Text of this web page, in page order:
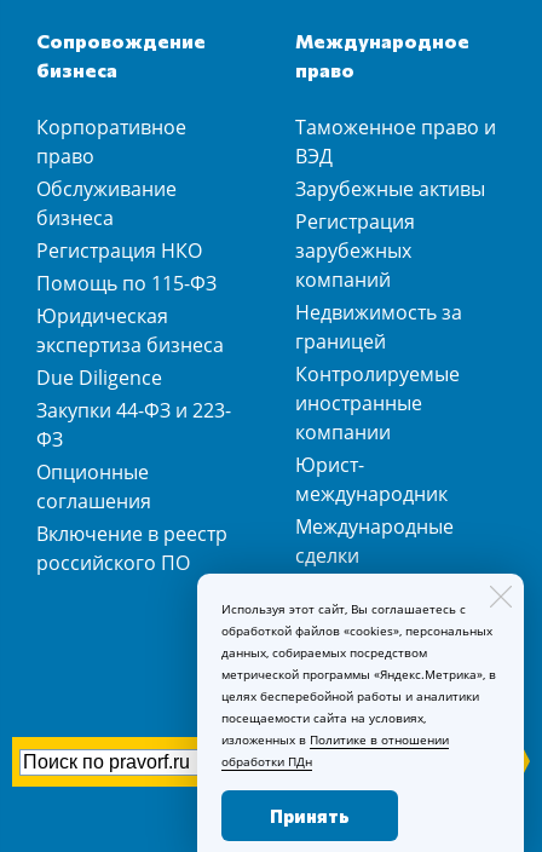
Сопровождение
бизнеса
Корпоративное
право
Обслуживание
бизнеса
Регистрация НКО
Помощь по 115-ФЗ
Юридическая
экспертиза бизнеса
Due Diligence
Закупки 44-ФЗ и 223-
ФЗ
Опционные
соглашения
Включение в реестр
российского ПО
Международное
право
Таможенное право и
ВЭД
Зарубежные активы
Регистрация
зарубежных
компаний
Недвижимость за
границей
Контролируемые
иностранные
компании
Юрист-
международник
Международные
сделки
регистрация
товарных знаков
Используя этот сайт, Вы соглашаетесь с
обработкой файлов «cookies», персональных
данных, собираемых посредством
метрической программы «Яндекс.Метрика», в
целях бесперебойной работы и аналитики
посещаемости сайта на условиях,
изложенных в Политике в отношении
обработки ПДн
Принять